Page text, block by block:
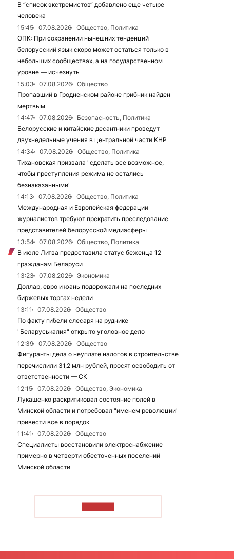
В “список экстремистов“ добавлено еще четыре
человека
15:45
07.08.2026
Общество, Политика
ОПК: При сохранении нынешних тенденций
белорусский язык скоро может остаться только в
небольших сообществах, а на государственном
уровне — исчезнуть
15:03
07.08.2026
Общество
Пропавший в Гродненском районе грибник найден
мертвым
14:47
07.08.2026
Безопасность, Политика
Белорусские и китайские десантники проведут
двухнедельные учения в центральной части КНР
14:34
07.08.2026
Общество, Политика
Тихановская призвала "сделать все возможное,
чтобы преступления режима не остались
безнаказанными"
14:13
07.08.2026
Общество, Политика
Международная и Европейская федерации
журналистов требуют прекратить преследование
представителей белорусской медиасферы
13:54
07.08.2026
Общество, Политика
В июле Литва предоставила статус беженца 12
гражданам Беларуси
13:23
07.08.2026
Экономика
Доллар, евро и юань подорожали на последних
биржевых торгах недели
13:11
07.08.2026
Общество
По факту гибели слесаря на руднике
"Беларуськалия" открыто уголовное дело
12:39
07.08.2026
Общество
Фигуранты дела о неуплате налогов в строительстве
перечислили 31,2 млн рублей, просят освободить от
ответственности — СК
12:15
07.08.2026
Общество, Экономика
Лукашенко раскритиковал состояние полей в
Минской области и потребовал "именем революции"
привести все в порядок
11:41
07.08.2026
Общество
Специалисты восстановили электроснабжение
примерно в четверти обесточенных поселений
Минской области